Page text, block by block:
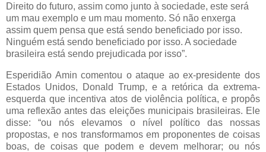
Direito do futuro, assim como junto à sociedade, este será
um mau exemplo e um mau momento. Só não enxerga
assim quem pensa que está sendo beneficiado por isso.
Ninguém está sendo beneficiado por isso. A sociedade
brasileira está sendo prejudicada por isso”.
Esperidião Amin comentou o ataque ao ex-presidente dos
Estados Unidos, Donald Trump, e a retórica da extrema-
esquerda que incentiva atos de violência política, e propôs
uma reflexão antes das eleições municipais brasileiras. Ele
disse: “ou nós elevamos o nível político das nossas
propostas, e nos transformamos em proponentes de coisas
boas, de coisas que podem e devem melhorar; ou nós